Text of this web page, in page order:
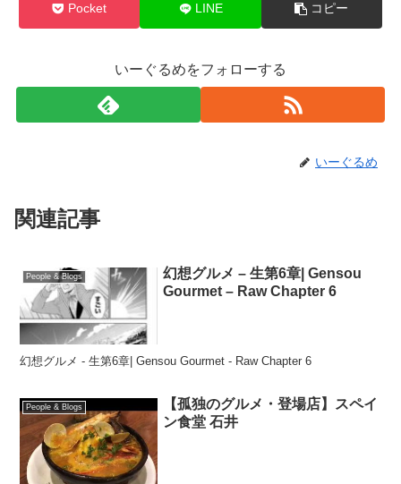
Pocket LINE コピー
いーぐるめをフォローする
いーぐるめ
関連記事
People & Blogs
幻想グルメ – 生第6章| Gensou
Gourmet – Raw Chapter 6
幻想グルメ - 生第6章| Gensou Gourmet - Raw Chapter 6
People & Blogs
【孤独のグルメ・登場店】スペイ
ン食堂 石井